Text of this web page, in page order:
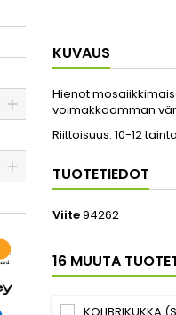
KUVAUS
Hienot
voimakkaamman
Riittoisuus: 10-12 tainta
TUOTETIEDOT
Viite94262
16 MUUTA